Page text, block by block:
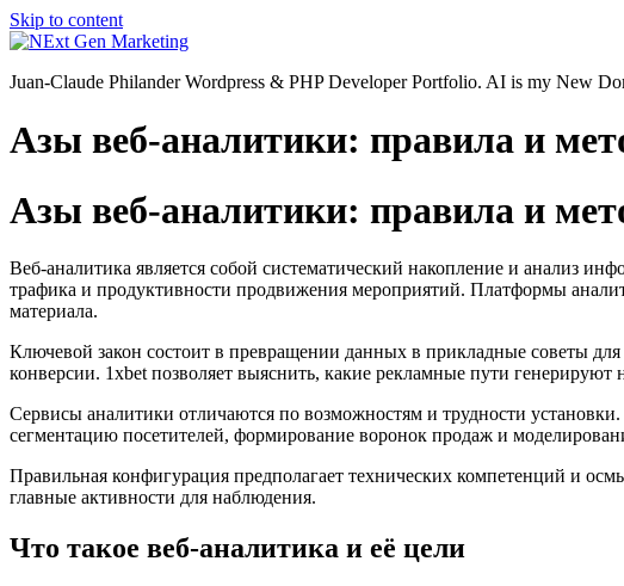
Skip to content
Juan-Claude Philander Wordpress & PHP Developer Portfolio. AI is my New
Азы веб-аналитики: правила и
Азы веб-аналитики: правила и
Веб-аналитика является собой систематический накопление и анализ
трафика и продуктивности продвижения мероприятий. Платформы
материала.
Ключевой закон состоит в превращении данных в прикладные советы
конверсии. 1xbet позволяет выяснить, какие рекламные пути
Сервисы аналитики отличаются по возможностям и трудности
сегментацию посетителей, формирование воронок продаж и
Правильная конфигурация предполагает технических компетенций и
главные активности для наблюдения.
Что такое веб-аналитика и её цели